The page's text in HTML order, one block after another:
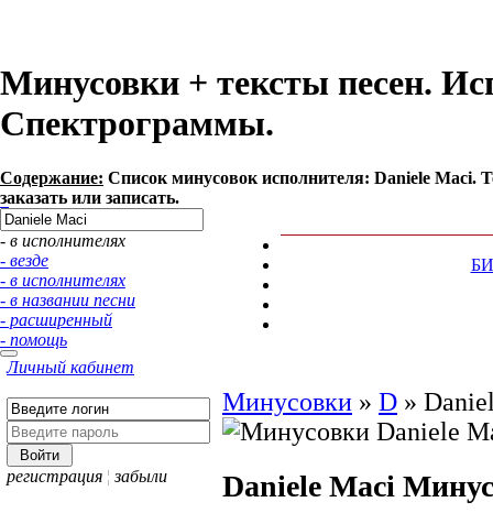
Минусовки + тексты песен.
Спектрограммы.
Содержание: Список минусовок исполнителя: Daniele Maci.
заказать или записать.
- в исполнителях
- везде
- в исполнителях
- в названии песни
- расширенный
- помощь
Личный кабинет
регистрация ¦ забыли
Минусовки » D »
Daniele Maci